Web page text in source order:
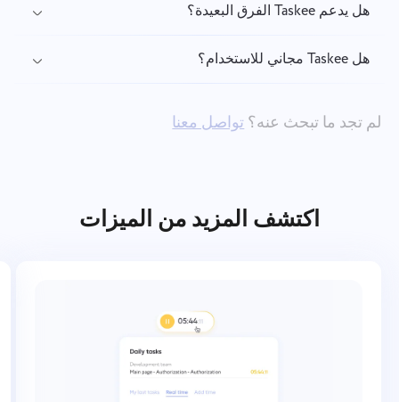
هل يدعم Taskee الفرق البعيدة؟
هل Taskee مجاني للاستخدام؟
لم تجد ما تبحث عنه؟تواصل معنا
اكتشف المزيد من الميزات